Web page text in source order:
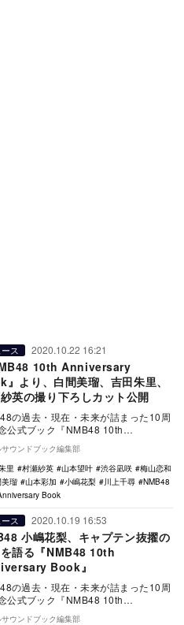
ス 2020.10.22 16:21
10th Anniversary
』より、白間美瑠、吉田朱里、
英の撮り下ろしカット公開
の過去・現在・未来が詰まった10周
公式ブック『NMB48 10th
Book』が10月2…
サウンドブック編集部
里
村瀬紗英 山本望叶 渋谷凪咲
梅山恋和
瑠
山本彩加 小嶋花梨 川上千尋
NMB48
Book
ス 2020.10.19 16:53
小嶋花梨、キャプテン抜擢の
語る『NMB48 10th
Book』
の過去・現在・未来が詰まった10周
公式ブック『NMB48 10th
Book』にて、小嶋…
サウンドブック編集部